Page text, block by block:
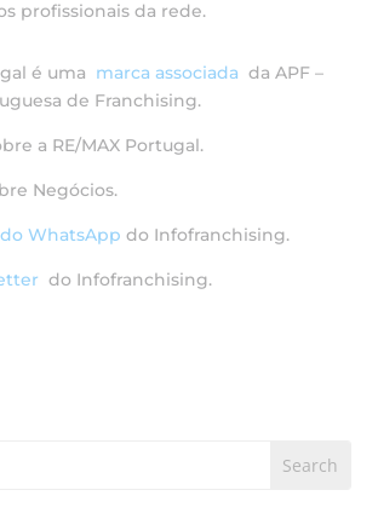
profissionais da rede.
é uma marca associada da APF –
de Franchising.
a RE/MAX Portugal.
Negócios.
WhatsApp do Infofranchising.
do Infofranchising.